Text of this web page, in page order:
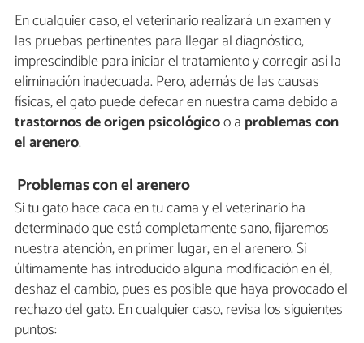
En cualquier caso, el veterinario realizará un examen y
las pruebas pertinentes para llegar al diagnóstico,
imprescindible para iniciar el tratamiento y corregir así la
eliminación inadecuada. Pero, además de las causas
físicas, el gato puede defecar en nuestra cama debido a
trastornos de origen psicológicoo a problemas con
el arenero.
Problemas con el arenero
Si tu gato hace caca en tu cama y el veterinario ha
determinado que está completamente sano, fijaremos
nuestra atención, en primer lugar, en el arenero. Si
últimamente has introducido alguna modificación en él,
deshaz el cambio, pues es posible que haya provocado el
rechazo del gato. En cualquier caso, revisa los siguientes
puntos: